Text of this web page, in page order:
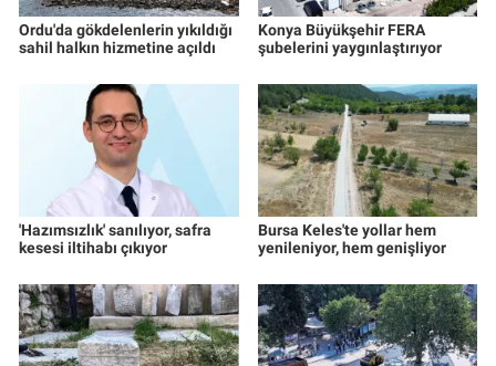
Ordu'da gökdelenlerin yıkıldığı
sahil halkın hizmetine açıldı
Konya Büyükşehir FERA
şubelerini yaygınlaştırıyor
'Hazımsızlık' sanılıyor, safra
kesesi iltihabı çıkıyor
Bursa Keles'te yollar hem
yenileniyor, hem genişliyor